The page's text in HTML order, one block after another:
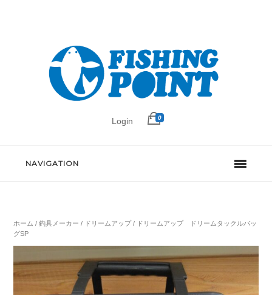
Login 0
NAVIGATION
ホーム /釣具メーカー / ドリームアップ/ ドリームアップ ドリームタックルバッ
グSP